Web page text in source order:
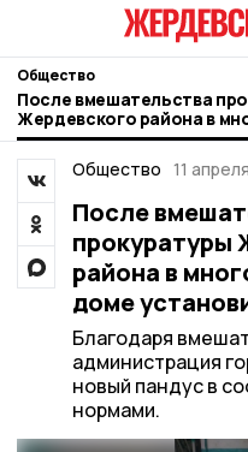
Общество
После вмешательства
Жердевского района в
доме установили пандус
Общество 11
После
прокуратуры
района в
доме
Благодаря
администрация
новый пандус в
нормами.